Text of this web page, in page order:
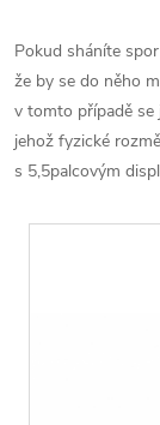
Pokud sháníte
že by se do něho
v tomto případě se
jehož fyzické
s 5,5palcovým